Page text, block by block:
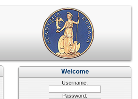
Welcome
Username:
Password: